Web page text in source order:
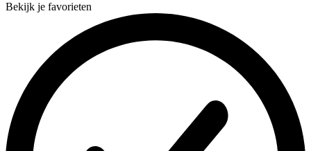
Bekijk je favorieten